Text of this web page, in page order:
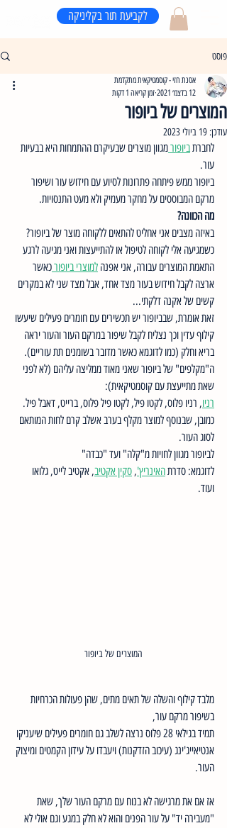
לקביעת תור בקליניקה
פוסט
המוצרים של ביופור
אסנת חזי - קוסמטיקאית מתקדמת
12 בדצמ׳ 2021
זמן קריאה 1 דקות
עודכן: 19 ביולי 2023
לחברת ביופור מגוון מוצרים שבעיקרם ההתמחות היא בבעיות
עור.
ביופור ממש פיתחה פתרונות לסיוע עם חידוש עור ושיפור
מרקם המבוססים על מחקר מעמיק ולא מעט התנסויות.
מה הכוונה?
באיזה מצבים אני אחליט להתאים ללקוחה מוצר של ביופור?
כשמגיעה אלי לקוחה לטיפול או להתייעצות ואני מגיעה לרגע
התאמת המוצרים עבורה, אני אפנה למוצרי ביופור כאשר
ארצה לקבל חידוש בעור מצד אחד, אבל מצד שני לא במקרים
קשים של אקנה דלקתי...
זאת אומרת, שבביופור יש תכשירים עם חומרים פעילים שיעשו
קילוף עדין וכך נצליח לקבל שיפור במרקם העור והעור יראה
בריא וחלק (כמו לדוגמא כאשר מדובר בשומנים תת עוריים).
ה"מקלפים" של ביופור שאני מאוד ממליצה עליהם (לא לפני
שאת מתייעצת עם קוסמטיקאית):
רניו, רניו פלוס, לקטו פיל, לקטו פיל פלוס, ברייט, דאבל פיל.
כמובן, שבנוסף למוצר מקלף בערב אשלב קרם לחות המותאם
לסוג העור.
לביופור מגוון לחויות מ"קלה" ועד "כבדה"
לדוגמא: סדרת האינריץ', סקין אקטיב, אקטיב לייט, גלואו
ועוד.
המוצרים של ביופור
מלבד קילוף והשלה של תאים מתים, שהן פעולות הכרחיות
בשיפור מרקם עור,
תמיד בגילאי 28 פלוס נרצה לשלב גם חומרים פעילים שיעניקו
אנטיאייג'ינג (עיכוב הזדקנות) ויעבדו על עידון הקמטים ומיצוק
העור.
אז אם את מרגישה לא בנוח עם מרקם העור שלך, שאת
"מעבירה יד" על עור הפנים והוא לא חלק במגע וגם אולי לא